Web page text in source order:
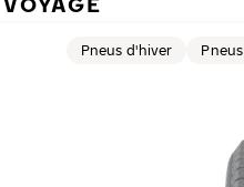
Pneus d'hiver